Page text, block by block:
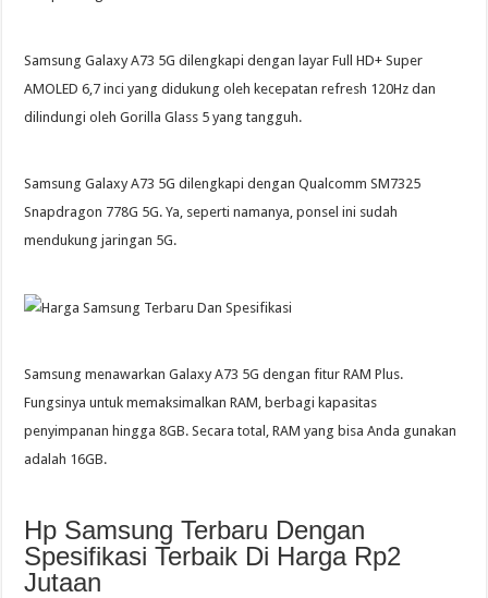
Samsung Galaxy A73 5G dilengkapi dengan layar Full HD+ Super
AMOLED 6,7 inci yang didukung oleh kecepatan refresh 120Hz dan
dilindungi oleh Gorilla Glass 5 yang tangguh.
Samsung Galaxy A73 5G dilengkapi dengan Qualcomm SM7325
Snapdragon 778G 5G. Ya, seperti namanya, ponsel ini sudah
mendukung jaringan 5G.
Samsung menawarkan Galaxy A73 5G dengan fitur RAM Plus.
Fungsinya untuk memaksimalkan RAM, berbagi kapasitas
penyimpanan hingga 8GB. Secara total, RAM yang bisa Anda gunakan
adalah 16GB.
Hp Samsung Terbaru Dengan
Spesifikasi Terbaik Di Harga Rp2
Jutaan